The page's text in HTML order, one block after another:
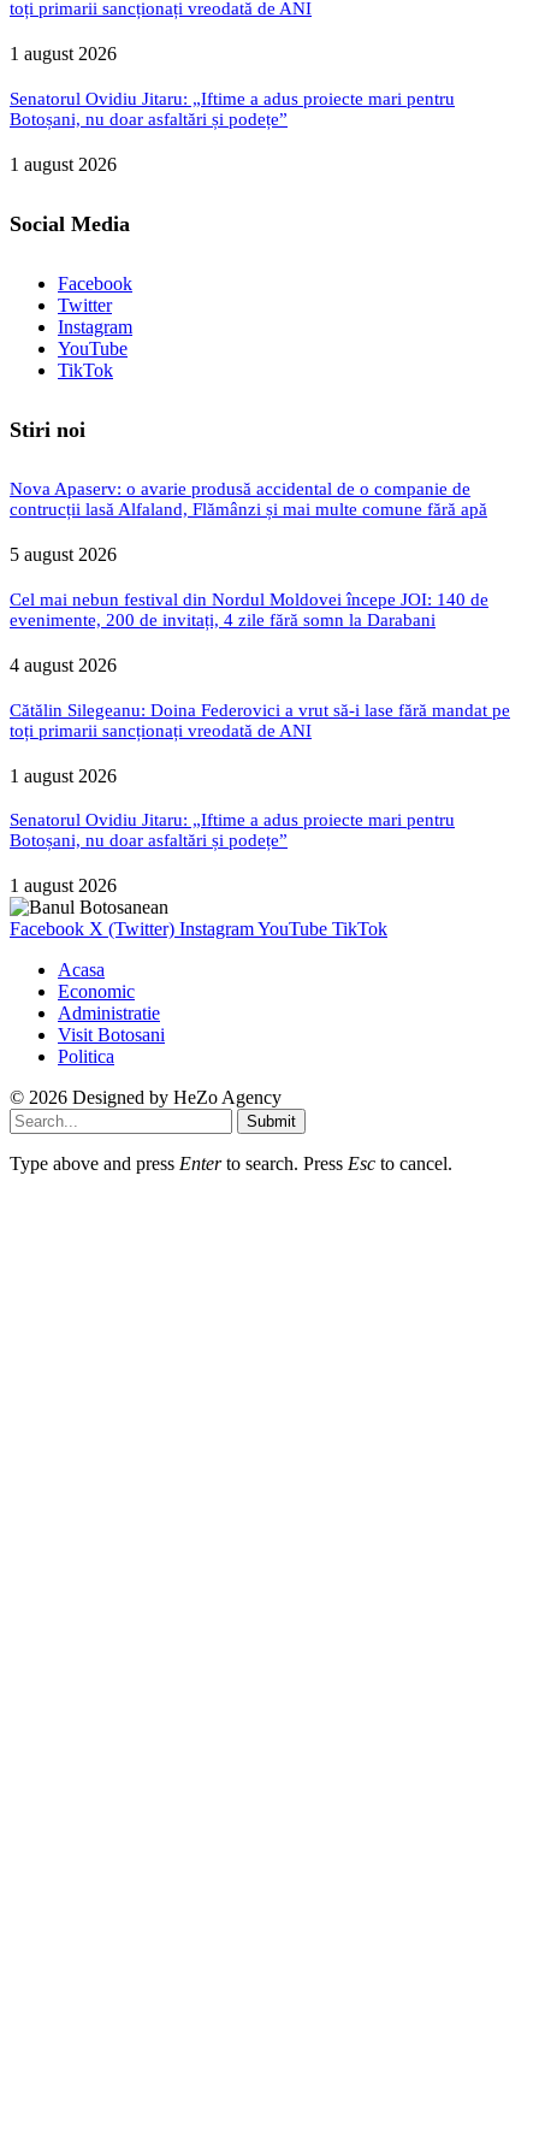
toți primarii sancționați vreodată de ANI
1 august 2026
Senatorul Ovidiu Jitaru: „Iftime a adus proiecte mari pentru
Botoșani, nu doar asfaltări și podețe”
1 august 2026
Social Media
Facebook
Twitter
Instagram
YouTube
TikTok
Stiri noi
Nova Apaserv: o avarie produsă accidental de o companie de
contrucții lasă Alfaland, Flămânzi și mai multe comune fără apă
5 august 2026
Cel mai nebun festival din Nordul Moldovei începe JOI: 140 de
evenimente, 200 de invitați, 4 zile fără somn la Darabani
4 august 2026
Cătălin Silegeanu: Doina Federovici a vrut să-i lase fără mandat pe
toți primarii sancționați vreodată de ANI
1 august 2026
Senatorul Ovidiu Jitaru: „Iftime a adus proiecte mari pentru
Botoșani, nu doar asfaltări și podețe”
1 august 2026
Facebook X (Twitter) InstagramYouTube TikTok
Acasa
Economic
Administratie
Visit Botosani
Politica
© 2026 Designed by HeZo Agency
Submit
Type above and press Enterto search. Press Esc to cancel.